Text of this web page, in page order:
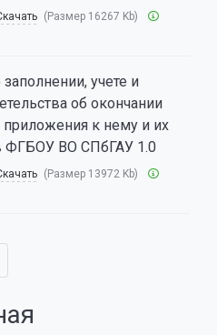
(Размер 16267 Kb)
учете и
об окончании
приложения к нему и их
ФГБОУ ВО СПбГАУ 1.0
(Размер 13972 Kb)